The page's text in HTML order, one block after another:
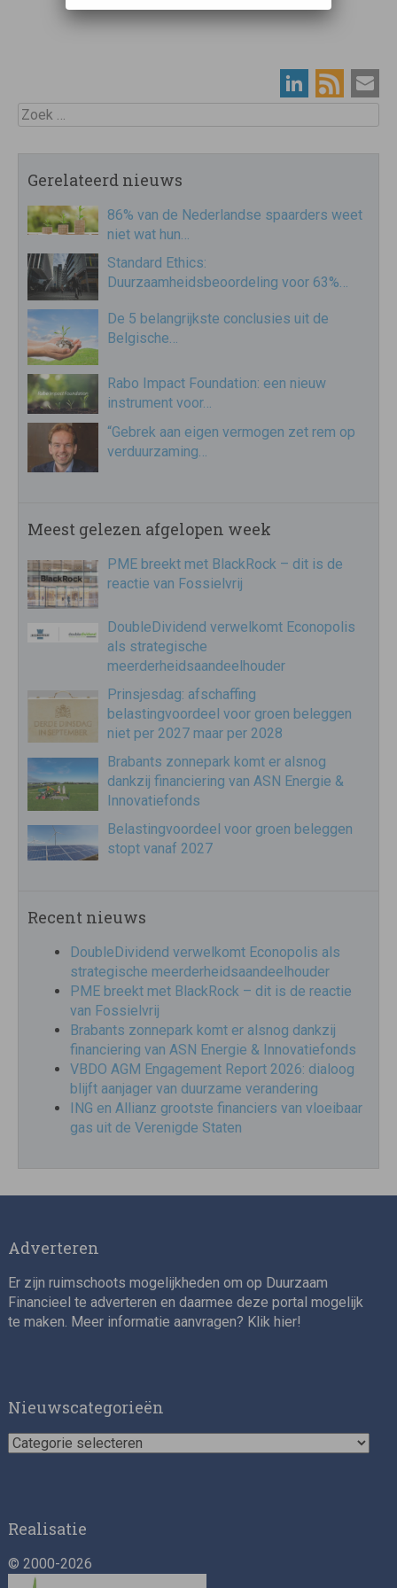
Zoek
Gerelateerd nieuws
86% van de Nederlandse spaarders weet
niet wat hun…
Standard Ethics:
Duurzaamheidsbeoordeling voor 63%…
De 5 belangrijkste conclusies uit de
Belgische…
Rabo Impact Foundation: een nieuw
instrument voor…
“Gebrek aan eigen vermogen zet rem op
verduurzaming…
Meest gelezen afgelopen week
PME breekt met BlackRock – dit is de
reactie van Fossielvrij
DoubleDividend verwelkomt Econopolis
als strategische
meerderheidsaandeelhouder
Prinsjesdag: afschaffing
belastingvoordeel voor groen beleggen
niet per 2027 maar per 2028
Brabants zonnepark komt er alsnog
dankzij financiering van ASN Energie &
Innovatiefonds
Belastingvoordeel voor groen beleggen
stopt vanaf 2027
Recent nieuws
DoubleDividend verwelkomt Econopolis als
strategische meerderheidsaandeelhouder
PME breekt met BlackRock – dit is de reactie
van Fossielvrij
Brabants zonnepark komt er alsnog dankzij
financiering van ASN Energie & Innovatiefonds
VBDO AGM Engagement Report 2026: dialoog
blijft aanjager van duurzame verandering
ING en Allianz grootste financiers van vloeibaar
gas uit de Verenigde Staten
Adverteren
Er zijn ruimschoots mogelijkheden om op Duurzaam
Financieel te adverteren en daarmee deze portal mogelijk
te maken. Meer informatie aanvragen? Klik hier!
Nieuwscategorieën
Nieuwscategorieën
Realisatie
© 2000-2026